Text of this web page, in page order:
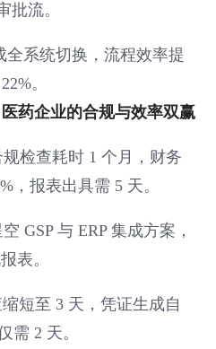
批流。
全系统切换，流程效率提
。
药企业的合规与效率双赢
检查耗时 1 个月，财务
，报表出具需 5 天。
GSP 与 ERP 集成方案，
表。
短至 3 天，凭证生成自
需 2 天。